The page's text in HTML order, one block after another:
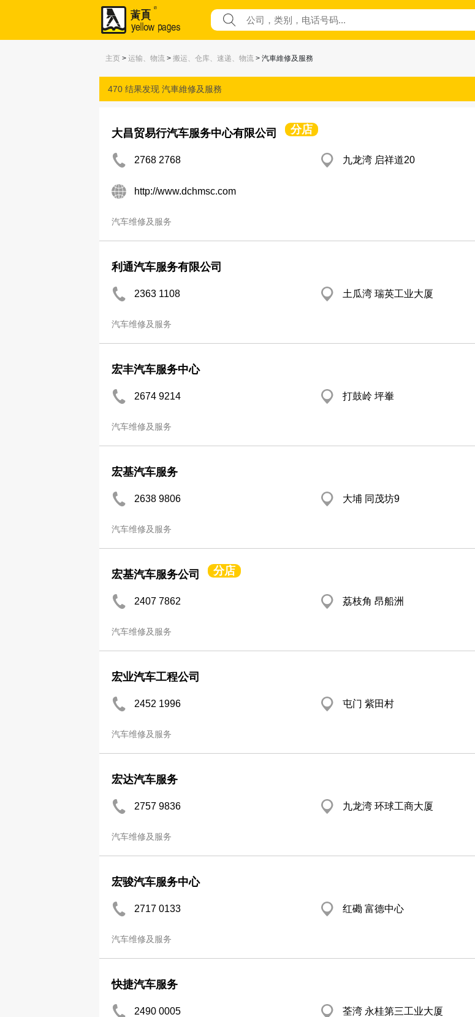
主页 > 运输、物流 > 搬运、仓库、速递、物流 > 汽車維修及服務
470 结果发现 汽車維修及服務
大昌贸易行汽车服务中心有限公司 分店
2768 2768 九龙湾 启祥道20
http://www.dchmsc.com
汽车维修及服务
利通汽车服务有限公司
2363 1108 土瓜湾 瑞英工业大厦
汽车维修及服务
宏丰汽车服务中心
2674 9214 打鼓岭 坪輋
汽车维修及服务
宏基汽车服务
2638 9806 大埔 同茂坊9
汽车维修及服务
宏基汽车服务公司 分店
2407 7862 荔枝角 昂船洲
汽车维修及服务
宏业汽车工程公司
2452 1996 屯门 紫田村
汽车维修及服务
宏达汽车服务
2757 9836 九龙湾 环球工商大厦
汽车维修及服务
宏骏汽车服务中心
2717 0133 红磡 富德中心
汽车维修及服务
快捷汽车服务
2490 0005 荃湾 永桂第三工业大厦